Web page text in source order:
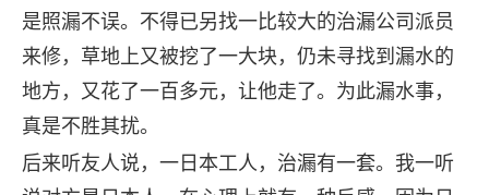
是照漏不误。不得已另找一比较大的治漏公司派员
来修，草地上又被挖了一大块，仍未寻找到漏水的
地方，又花了一百多元，让他走了。为此漏水事，
真是不胜其扰。
后来听友人说，一日本工人，治漏有一套。我一听